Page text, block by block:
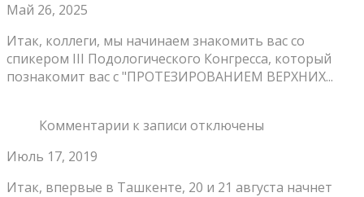
Май 26, 2025
Итак, коллеги, мы начинаем знакомить вас со
спикером III Подологического Конгресса, который
познакомит вас с "ПРОТЕЗИРОВАНИЕМ ВЕРХНИХ...
Комментарии к записи отключены
Июль 17, 2019
Итак, впервые в Ташкенте, 20 и 21 августа начнет